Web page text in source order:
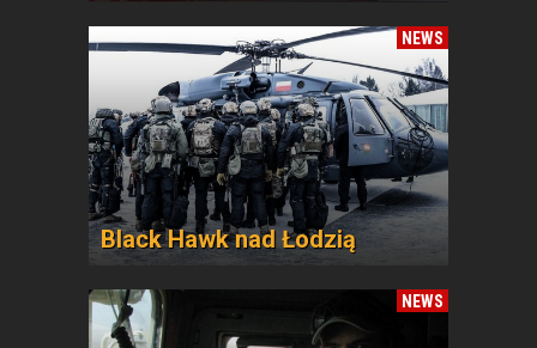
NEWS
Black Hawk nad Łodzią
NEWS